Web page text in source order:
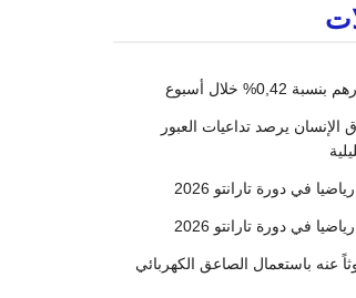
خلال أسبوع
يرصد تداعيات العبور
عنه باستعمال الصاعق الكهربائي